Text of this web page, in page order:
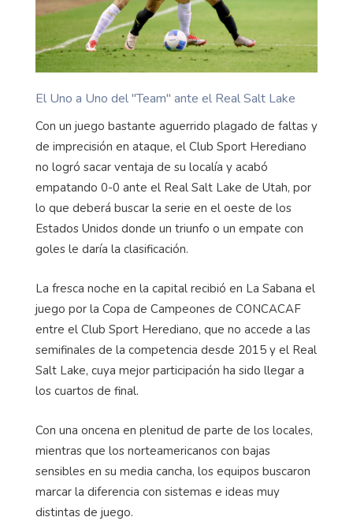
El Uno a Uno del "Team" ante el Real Salt Lake
Con un juego bastante aguerrido plagado de faltas y
de imprecisión en ataque, el Club Sport Herediano
no logró sacar ventaja de su localía y acabó
empatando 0-0 ante el Real Salt Lake de Utah, por
lo que deberá buscar la serie en el oeste de los
Estados Unidos donde un triunfo o un empate con
goles le daría la clasificación.
La fresca noche en la capital recibió en La Sabana el
juego por la Copa de Campeones de CONCACAF
entre el Club Sport Herediano, que no accede a las
semifinales de la competencia desde 2015 y el Real
Salt Lake, cuya mejor participación ha sido llegar a
los cuartos de final.
Con una oncena en plenitud de parte de los locales,
mientras que los norteamericanos con bajas
sensibles en su media cancha, los equipos buscaron
marcar la diferencia con sistemas e ideas muy
distintas de juego.